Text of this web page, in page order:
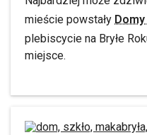
mieście powstały
plebiscycie na Bryłe
miejsce.